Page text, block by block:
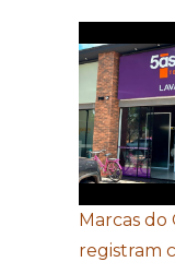
Marcas do
registram